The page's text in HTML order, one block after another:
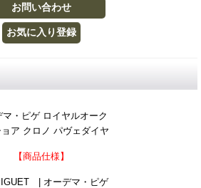
マ・ピゲ ロイヤルオーク
ア クロノ パヴェダイヤ
【商品仕様】
| オーデマ・ピゲ